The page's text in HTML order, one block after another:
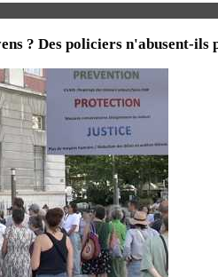
? Des policiers n'abusent-ils